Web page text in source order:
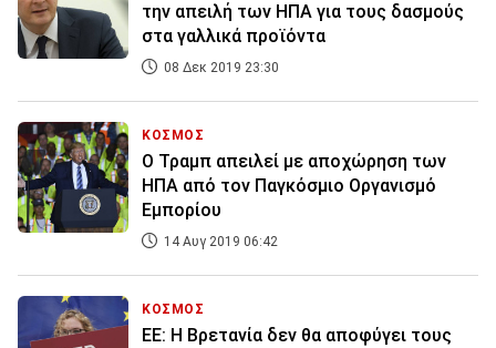
την απειλή των ΗΠΑ για τους δασμούς
στα γαλλικά προϊόντα
08 Δεκ 2019 23:30
ΚΟΣΜΟΣ
Ο Τραμπ απειλεί με αποχώρηση των
ΗΠΑ από τον Παγκόσμιο Οργανισμό
Εμπορίου
14 Αυγ 2019 06:42
ΚΟΣΜΟΣ
ΕΕ: Η Βρετανία δεν θα αποφύγει τους